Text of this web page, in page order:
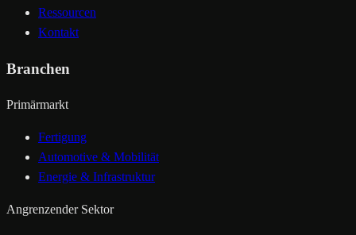
Ressourcen
Kontakt
Branchen
Primärmarkt
Fertigung
Automotive & Mobilität
Energie & Infrastruktur
Angrenzender Sektor